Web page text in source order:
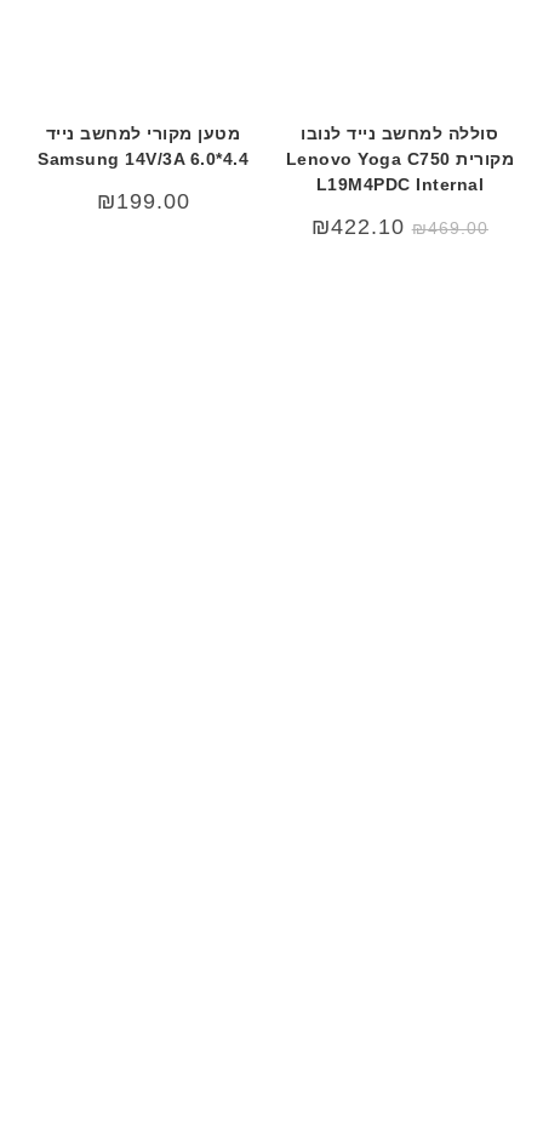
סוללה למחשב נייד לנובו
מקורית Lenovo Yoga C750
L19M4PDC Internal
₪469.00
₪422.10
מטען מקורי למחשב נייד
Samsung 14V/3A 6.0*4.4
₪199.00